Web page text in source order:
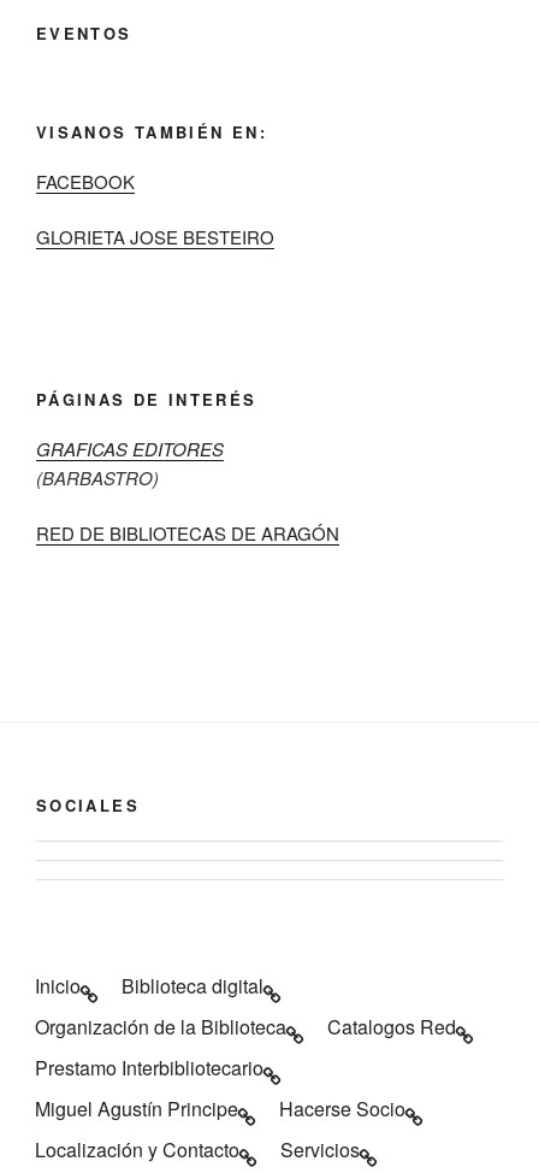
EVENTOS
VISANOS TAMBIÉN EN:
FACEBOOK
GLORIETA JOSE BESTEIRO
PÁGINAS DE INTERÉS
GRAFICAS EDITORES
(BARBASTRO)
RED DE BIBLIOTECAS DE ARAGÓN
SOCIALES
Ver
de
en
Facebook
Ver
de
Caspe
en
Inicio
Biblioteca digital
Organización de la Biblioteca
Catalogos Red
Prestamo Interbibliotecario
Miguel Agustín Principe
Hacerse Socio
Localización y Contacto
Servicios